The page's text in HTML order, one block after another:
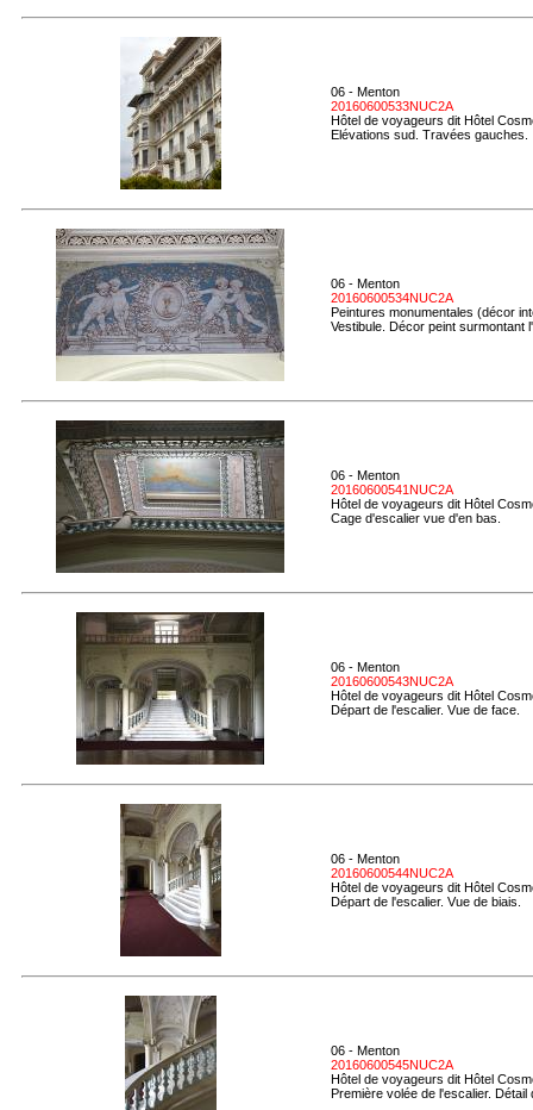
06 - Menton
20160600533NUC2A
Hôtel de voyageurs dit Hôtel
Elévations sud. Travées gauches.
06 - Menton
20160600534NUC2A
Peintures monumentales (décor
Vestibule. Décor peint surmontant
06 - Menton
20160600541NUC2A
Hôtel de voyageurs dit Hôtel
Cage d'escalier vue d'en bas.
06 - Menton
20160600543NUC2A
Hôtel de voyageurs dit Hôtel
Départ de l'escalier. Vue de face.
06 - Menton
20160600544NUC2A
Hôtel de voyageurs dit Hôtel
Départ de l'escalier. Vue de biais.
06 - Menton
20160600545NUC2A
Hôtel de voyageurs dit Hôtel
Première volée de l'escalier. Détail